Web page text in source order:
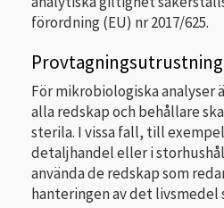
förordning (EU) nr 2017/625.
Provtagningsutrustning
För mikrobiologiska
alla redskap och behållare
sterila. I vissa fall, till
detaljhandel eller i
använda de redskap som
hanteringen av det livsmedel